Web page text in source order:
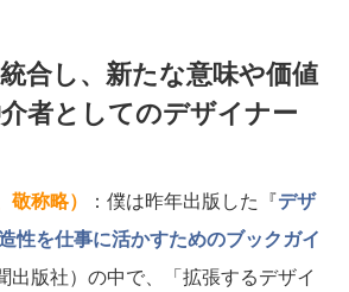
合し、新たな意味や価値
者としてのデザイナー
称略） ：僕は昨年出版した『デザ
性を仕事に活かすためのブックガイ
出版社）の中で、「拡張するデザイ